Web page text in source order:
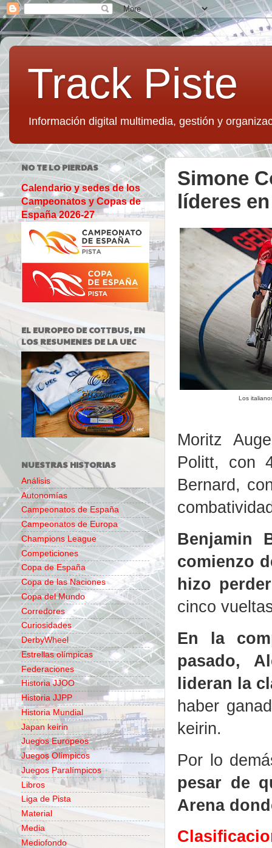
Track Piste
Información digital multimedia, gestión y
Simone
líderes
Los
Moritz
Politt, con
Bernard,
Benjamin
comienzo
hizo
cinco
En la
pasado,
lideran la
haber
keirin.
Por lo
pesar de
Arena
NO TE LO PIERDAS
Calendario y sedes de los
Campeonatos y Copas de
España 2026-27
EL EUROPEO DE COTTBUS, EN
LOS RESUMENES DE LA UEC
NUESTRAS HISTORIAS
Análisis
Autonomías
Campeonatos de España
Campeonatos de Europa
Champions League
Competiciones
Copa de España
Copa de las Naciones
Copa del Mundo
Corredores
Curiosidades
DerbyWheel
Estrellas olímpicas
Federaciones
Historia JJOO
Historia JJPP
Historia Mundial
Japan keirin
Juegos Europeos
Juegos Olímpicos
Juegos Paralímpicos
Libros
Liga de Pista
Material
Media
Mediofondo